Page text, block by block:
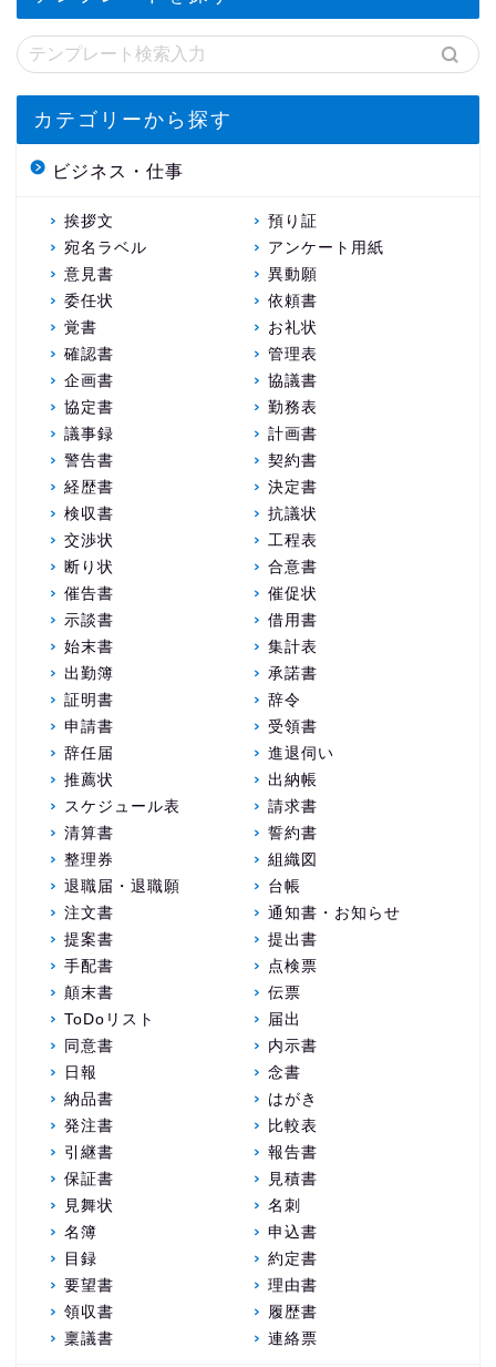
カテゴリーから探す
ビジネス・仕事
挨拶文
預り証
宛名ラベル
アンケート用紙
意見書
異動願
委任状
依頼書
覚書
お礼状
確認書
管理表
企画書
協議書
協定書
勤務表
議事録
計画書
警告書
契約書
経歴書
決定書
検収書
抗議状
交渉状
工程表
断り状
合意書
催告書
催促状
示談書
借用書
始末書
集計表
出勤簿
承諾書
証明書
辞令
申請書
受領書
辞任届
進退伺い
推薦状
出納帳
スケジュール表
請求書
清算書
誓約書
整理券
組織図
退職届・退職願
台帳
注文書
通知書・お知らせ
提案書
提出書
手配書
点検票
顛末書
伝票
ToDoリスト
届出
同意書
内示書
日報
念書
納品書
はがき
発注書
比較表
引継書
報告書
保証書
見積書
見舞状
名刺
名簿
申込書
目録
約定書
要望書
理由書
領収書
履歴書
稟議書
連絡票